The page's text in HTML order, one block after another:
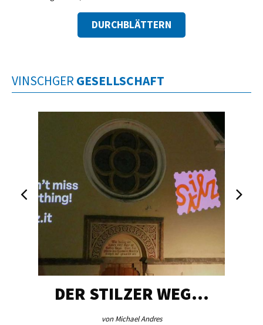
DURCHBLÄTTERN
VINSCHGER GESELLSCHAFT
DER STILZER WEG…
von Michael Andres
AEB